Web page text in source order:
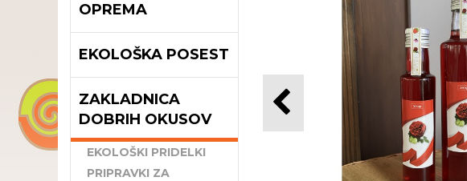
OPREMA
EKOLOŠKA POSEST
ZAKLADNICA
DOBRIH OKUSOV
EKOLOŠKI PRIDELKI
PRIPRAVKI ZA